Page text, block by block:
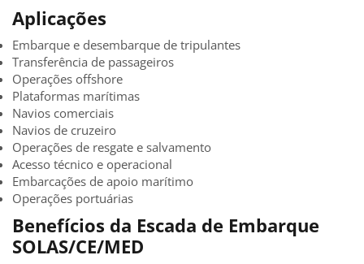
Aplicações
Embarque e desembarque de tripulantes
Transferência de passageiros
Operações offshore
Plataformas marítimas
Navios comerciais
Navios de cruzeiro
Operações de resgate e salvamento
Acesso técnico e operacional
Embarcações de apoio marítimo
Operações portuárias
Benefícios da Escada de Embarque
SOLAS/CE/MED